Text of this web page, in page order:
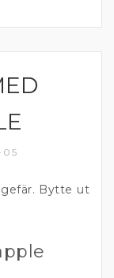
Bytte ut